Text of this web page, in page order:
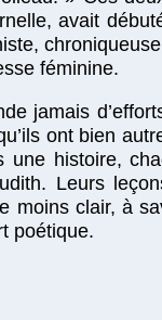
avait
féminine.
jamais
ont bien
histoire,
Leurs
moins clair, à
poétique.